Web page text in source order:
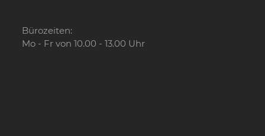
Bürozeiten:
Mo - Fr von 10.00 - 13.00 Uhr